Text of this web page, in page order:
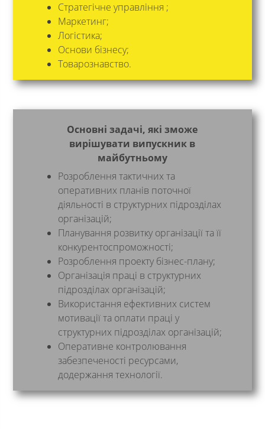
Стратегічне управління ;
Маркетинг;
Логістика;
Основи бізнесу;
Товарознавство.
Основні задачі, які зможе
вирішувати випускник в
майбутньому
Розроблення тактичних та
оперативних планів поточної
діяльності в структурних підрозділах
організацій;
Планування розвитку організації та її
конкурентоспроможності;
Розроблення проекту бізнес-плану;
Організація праці в структурних
підрозділах організацій;
Використання ефективних систем
мотивації та оплати праці у
структурних підрозділах організацій;
Оперативне контролювання
забезпеченості ресурсами,
додержання технології.